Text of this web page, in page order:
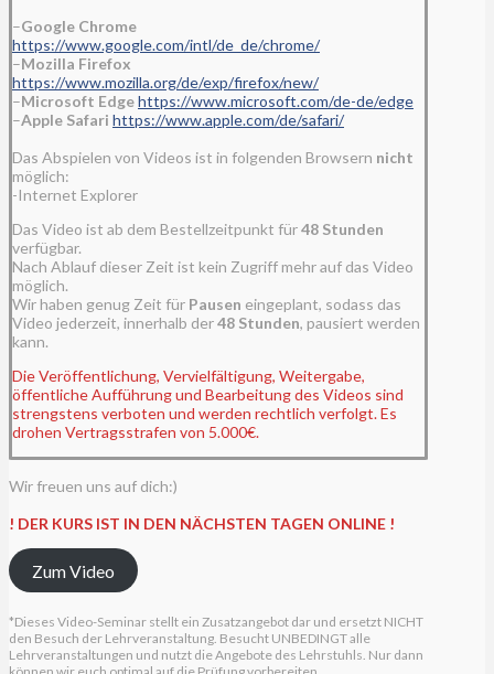
–Google Chrome
https://www.google.com/intl/de_de/chrome/
–Mozilla Firefox
https://www.mozilla.org/de/exp/firefox/new/
–Microsoft Edgehttps://www.microsoft.com/de-de/edge
–Apple Safari https://www.apple.com/de/safari/
Das Abspielen von Videos ist in folgenden Browsern nicht
möglich:
-Internet Explorer
Das Video ist ab dem Bestellzeitpunkt für48 Stunden
verfügbar.
Nach Ablauf dieser Zeit ist kein Zugriff mehr auf das Video
möglich.
Wir haben genug Zeit für Pausen eingeplant, sodass das
Video jederzeit, innerhalb der48 Stunden, pausiert werden
kann.
Die Veröffentlichung, Vervielfältigung, Weitergabe,
öffentliche Aufführung und Bearbeitung des Videos sind
strengstens verboten und werden rechtlich verfolgt. Es
drohen Vertragsstrafen von 5.000€.
Wir freuen uns auf dich:)
! DER KURS IST IN DEN NÄCHSTEN TAGEN ONLINE !
Zum Video
*Dieses Video-Seminar stellt ein Zusatzangebot dar und ersetzt NICHT
den Besuch der Lehrveranstaltung. Besucht UNBEDINGT alle
Lehrveranstaltungen und nutzt die Angebote des Lehrstuhls. Nur dann